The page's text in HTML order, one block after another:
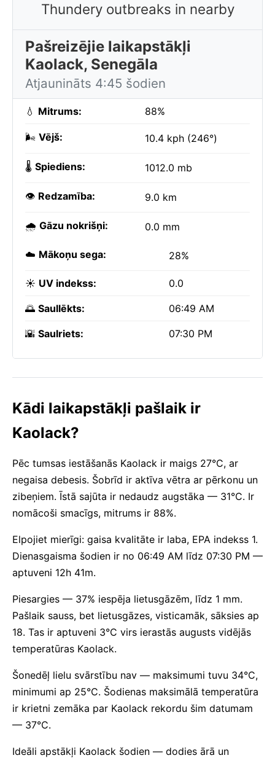
Thundery outbreaks in nearby
Pašreizējie laikapstākļi
Kaolack, Senegāla
Atjaunināts 4:45 šodien
💧 Mitrums: 88%
🌬️ Vējš: 10.4 kph (246°)
🌡️ Spiediens: 1012.0 mb
👁️ Redzamība: 9.0 km
🌧️ Gāzu nokrišņi: 0.0 mm
☁️ Mākoņu sega: 28%
☀️ UV indekss: 0.0
🌅 Saullēkts: 06:49 AM
🌇 Saulriets: 07:30 PM
Kādi laikapstākļi pašlaik ir
Kaolack?
Pēc tumsas iestāšanās Kaolack ir maigs 27°C, ar
negaisa debesis. Šobrīd ir aktīva vētra ar pērkonu un
zibeņiem. Īstā sajūta ir nedaudz augstāka — 31°C. Ir
nomācoši smacīgs, mitrums ir 88%.
Elpojiet mierīgi: gaisa kvalitāte ir laba, EPA indekss 1.
Dienasgaisma šodien ir no 06:49 AM līdz 07:30 PM —
aptuveni 12h 41m.
Piesargies — 37% iespēja lietusgāzēm, līdz 1 mm.
Pašlaik sauss, bet lietusgāzes, visticamāk, sāksies ap
18. Tas ir aptuveni 3°C virs ierastās augusts vidējās
temperatūras Kaolack.
Šonedēļ lielu svārstību nav — maksimumi tuvu 34°C,
minimumi ap 25°C. Šodienas maksimālā temperatūra
ir krietni zemāka par Kaolack rekordu šim datumam
— 37°C.
Ideāli apstākļi Kaolack šodien — dodies ārā un